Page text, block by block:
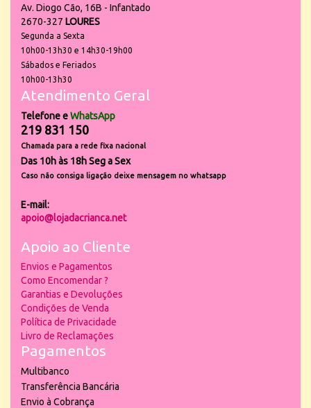
Av. Diogo Cão, 16B - Infantado
2670-327 LOURES
Segunda a Sexta
10h00-13h30 e 14h30-19h00
Sábados e Feriados
10h00-13h30
Atendimento Geral
Telefone eWhatsApp
219 831 150
Chamada para a rede fixa nacional
Das 10h às 18h Seg a Sex
Caso não consiga ligação deixe mensagem no whatsapp
E-mail:
apoio@lojadacrianca.net
Apoio ao Cliente
Envios e Pagamentos
Como Encomendar ?
Garantias e Devoluções
Condições de Venda
Política de Privacidade
Livro de Reclamações
Pagamentos
Multibanco
Transferência Bancária
Envio à Cobrança